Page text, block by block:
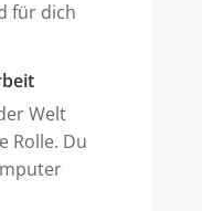
für dich
Welt
Rolle. Du